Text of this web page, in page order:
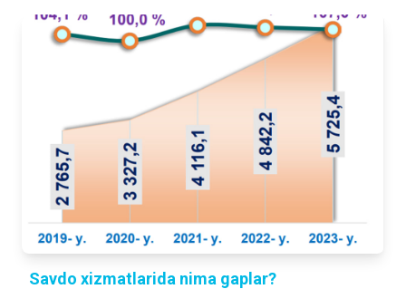
Savdo xizmatlarida nima gaplar?